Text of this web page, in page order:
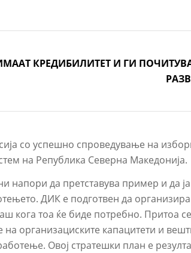
КРЕДИБИЛИТЕТ И ГИ
со успешно спроведување на
на Република Северна Македонија.
да претставува пример и да
ДИК e подготвен да
кога тоа ќе биде потребно. Притоа
организациските капацитети и
Овој стратешки план е